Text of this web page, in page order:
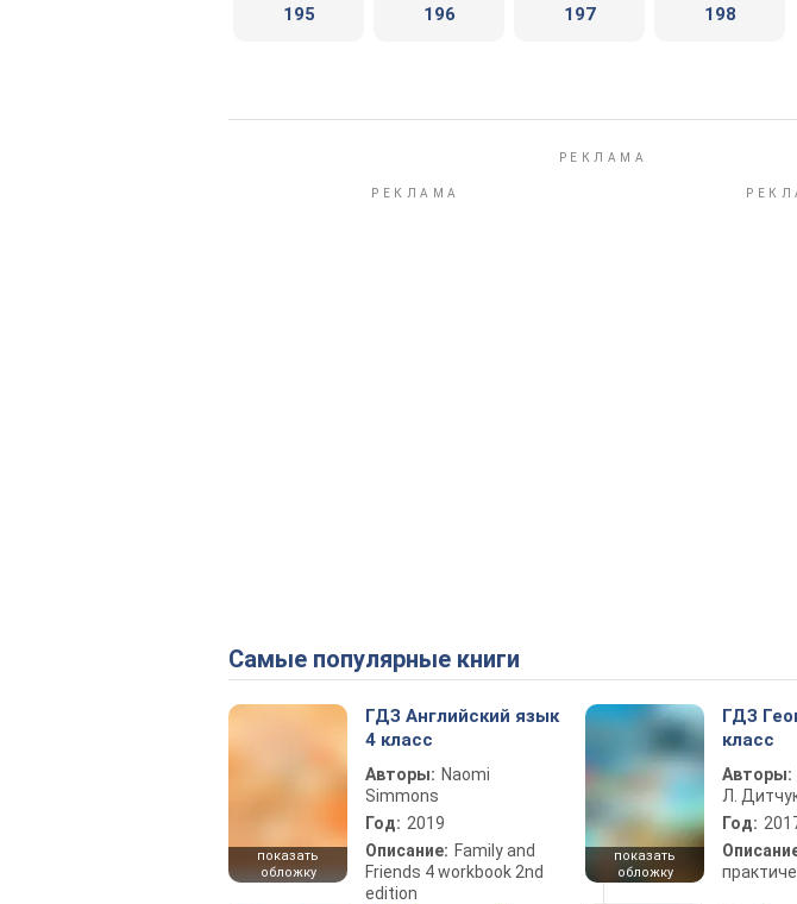
195 196 197 198
Самые популярные книги
показать
обложку
ГДЗ Английский язык
4 класс
Авторы: Naomi
Simmons
Год: 2019
Описание: Family and
Friends 4 workbook 2nd
edition
показать
обложку
ГДЗ
класс
Авторы:
Л.
Год: